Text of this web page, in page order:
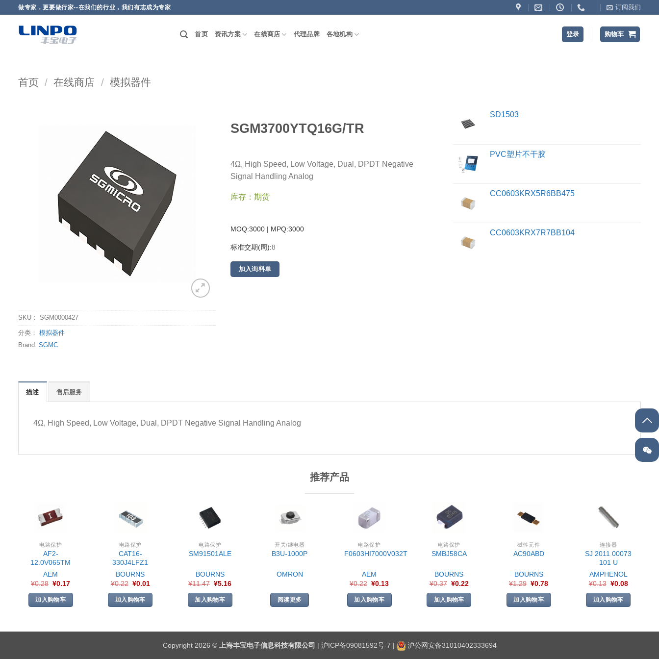
做专家，更要做行家--在我们的行业，我们有志成为专家 订阅我们
首页 资讯方案 在线商店 代理品牌 各地机构 登录 购物车
首页 / 在线商店 / 模拟器件
SKU： SGM0000427
分类： 模拟器件
Brand: SGMC
SGM3700YTQ16G/TR
4Ω, High Speed, Low Voltage, Dual, DPDT Negative
Signal Handling Analog
库存：期货
MOQ:3000 | MPQ:3000
标准交期(周):8
加入询料单
SD1503
PVC塑片不干胶
CC0603KRX5R6BB475
CC0603KRX7R7BB104
描述 售后服务
4Ω, High Speed, Low Voltage, Dual, DPDT Negative Signal Handling Analog
推荐产品
电路保护
AF2-
12.0V065TM
AEM
¥0.28 ¥0.17
加入购物车
电路保护
CAT16-
330J4LFZ1
BOURNS
¥0.22 ¥0.01
加入购物车
电路保护
SM91501ALE
BOURNS
¥11.47 ¥5.16
加入购物车
开关/继电器
B3U-1000P
OMRON
阅读更多
电路保护
F0603HI7000V032T
AEM
¥0.22 ¥0.13
加入购物车
电路保护
SMBJ58CA
BOURNS
¥0.37 ¥0.22
加入购物车
磁性元件
AC90ABD
BOURNS
¥1.29 ¥0.78
加入购物车
连接器
SJ 2011 00073
101 U
AMPHENOL
¥0.13 ¥0.08
加入购物车
Copyright 2026 © 上海丰宝电子信息科技有限公司 | 沪ICP备09081592号-7 | 沪公网安备31010402333694